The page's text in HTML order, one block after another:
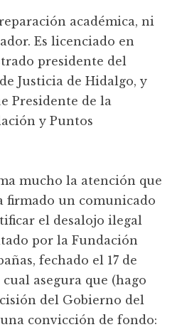
académica, ni
Es licenciado en
presidente del
Justicia de Hidalgo, y
Presidente de la
y Puntos
mucho la atención que
firmado un comunicado
el desalojo ilegal
por la Fundación
fechado el 17 de
asegura que (hago
del Gobierno del
convicción de fondo: